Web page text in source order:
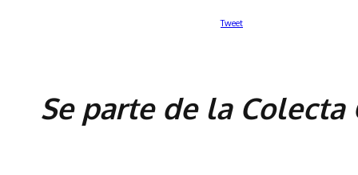
Tweet
Se parte de la Colecta